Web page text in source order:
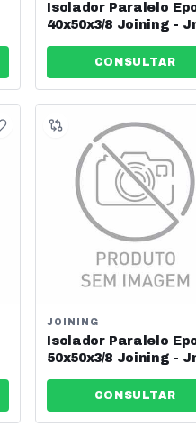
Isolador Paralelo
40x50x3/8 Joining -
CONSULTAR
JOINING
Isolador Paralelo
50x50x3/8 Joining -
CONSULTAR